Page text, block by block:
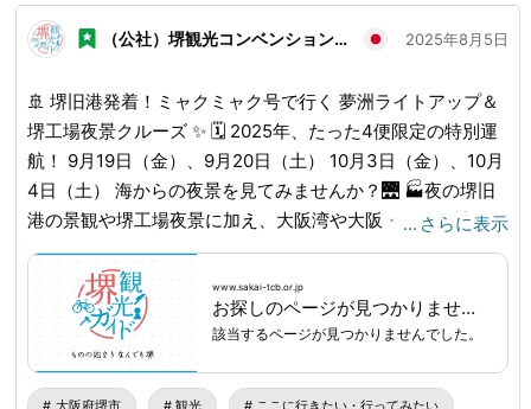
（公社）堺観光コンベンション協会 2025年8月5日
🚢 堺旧港発着！ミャクミャク号で行く 夢洲ライトアップ＆
堺工場夜景クルーズ ✨ 🗓️ 2025年、たった4便限定の特別運
航！ 9月19日（金）、9月20日（土） 10月3日（金）、10月
4日（土） 海からの夜景を見てみませんか？🌉 🏭夜の堺旧
港の景観や堺工場夜景に加え、大阪湾や大阪・関西万博の会
場となっている夢洲のライトアップを海からお楽しみいただ
く約90分のクルーズ体験です🤩 ⚓️行程 17：45 📍堺旧港仮
設浮桟橋集合・乗船 18：00 出航🛥️ 夜景遊覧クルーズ（約
90分） 大阪・関西万博会場ライトアップ遠望～堺工場夜景
🎇 19：30 堺旧港仮設浮桟橋帰着後、下船・解散👋 🎟️乗船
料金 【💻事前予約（WEB予約のみ）】 大人（中学生以
… さらに表示
www.sakai-tcb.or.jp
お探しのページが見つかりません｜堺観光ガイド
該当するページが見つかりませんでした。
大阪府堺市 観光 ここに行きたい・行ってみたい